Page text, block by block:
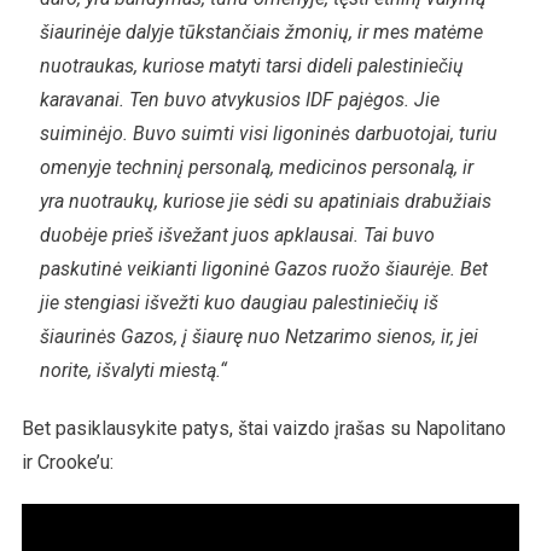
šiaurinėje dalyje tūkstančiais žmonių, ir mes matėme
nuotraukas, kuriose matyti tarsi dideli palestiniečių
karavanai. Ten buvo atvykusios IDF pajėgos. Jie
suiminėjo. Buvo suimti visi ligoninės darbuotojai, turiu
omenyje techninį personalą, medicinos personalą, ir
yra nuotraukų, kuriose jie sėdi su apatiniais drabužiais
duobėje prieš išvežant juos apklausai. Tai buvo
paskutinė veikianti ligoninė Gazos ruožo šiaurėje. Bet
jie stengiasi išvežti kuo daugiau palestiniečių iš
šiaurinės Gazos, į šiaurę nuo Netzarimo sienos, ir, jei
norite, išvalyti miestą.“
Bet pasiklausykite patys, štai vaizdo įrašas su Napolitano
ir Crooke’u: